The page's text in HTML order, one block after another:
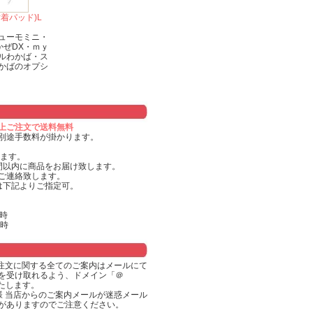
パッド)L
ーモミニ・
ぜDX・ｍｙ
わかば・ス
ばのオプシ
ご注文で送料無料
手数料が掛かります。
す。
内に商品をお届け致します。
連絡致します。
記よりご指定可。
に関する全てのご案内はメールにて
受け取れるよう、ドメイン「＠
ます。
当店からのご案内メールが迷惑メール
りますのでご注意ください。